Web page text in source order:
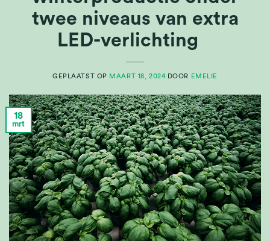
twee niveaus van extra
LED-verlichting
GEPLAATST OP MAART 18, 2024 DOOR EMELIE
18
mrt